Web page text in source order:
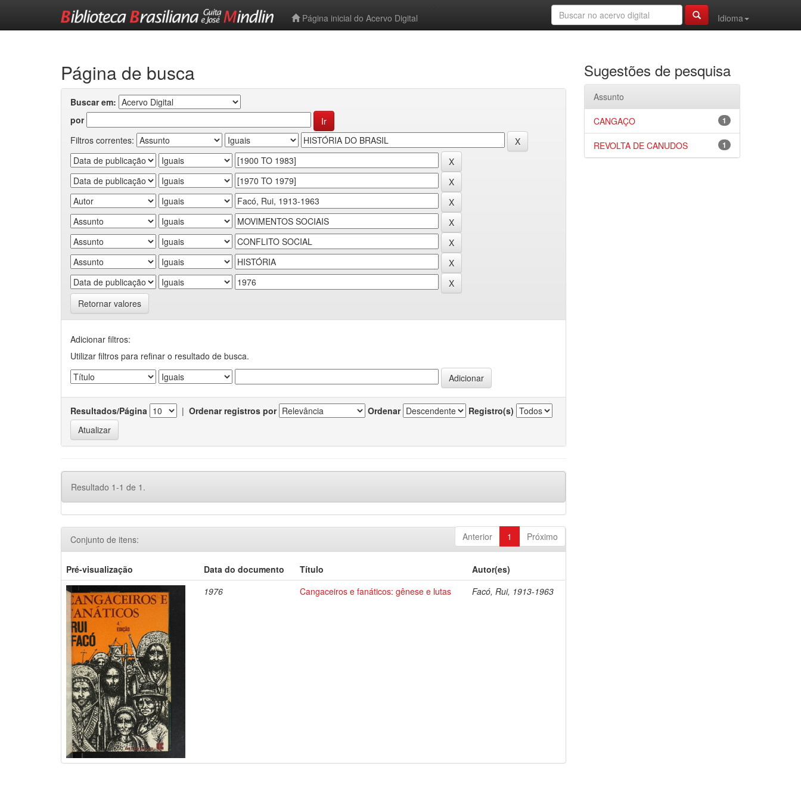
Página inicial do Acervo Digital
Idioma
Página de busca
Buscar em:
por
Filtros correntes:
Retornar valores
Adicionar filtros:
Utilizar filtros para refinar o resultado de busca.
Resultados/Página | Ordenar registros por Ordenar Registro(s)
Resultado 1-1 de 1.
Anterior 1 Próximo
Conjunto de itens:
Pré-visualização Data do documento Título
Autor(es)
1976
Cangaceiros e fanáticos: gênese e lutas Facó, Rui, 1913-1963
Sugestões de pesquisa
Assunto
1
CANGAÇO
1
REVOLTA DE CANUDOS